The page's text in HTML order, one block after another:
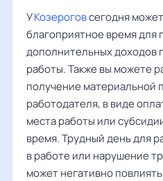
УКозероговсегодня
благоприятное время для
дополнительных доходов
работы. Также вы можете
получение материальной
работодателя, в виде
места работы или
время. Трудный день для
в работе или нарушение
может негативно